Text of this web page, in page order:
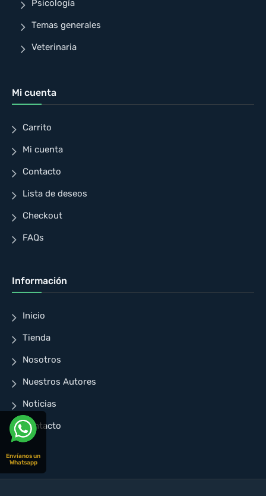
Psicología
Temas generales
Veterinaria
Mi cuenta
Carrito
Mi cuenta
Contacto
Lista de deseos
Checkout
FAQs
Información
Inicio
Tienda
Nosotros
Nuestros Autores
Noticias
Contacto
Envíanos un
Whatsapp